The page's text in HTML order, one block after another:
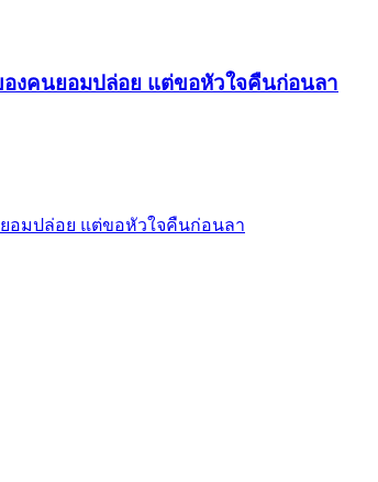
องคนยอมปล่อย แต่ขอหัวใจคืนก่อนลา
ยอมปล่อย แต่ขอหัวใจคืนก่อนลา